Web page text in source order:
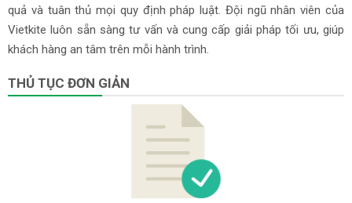
quả và tuân thủ mọi quy định pháp luật. Đội ngũ nhân viên của
Vietkite luôn sẵn sàng tư vấn và cung cấp giải pháp tối ưu, giúp
khách hàng an tâm trên mỗi hành trình.
THỦ TỤC ĐƠN GIẢN